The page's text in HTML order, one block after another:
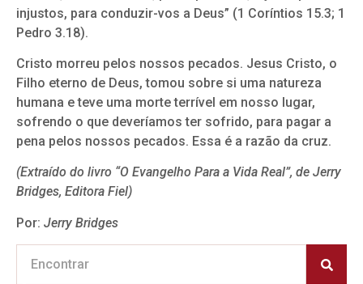
injustos, para conduzir-vos a Deus” (1 Coríntios 15.3; 1
Pedro 3.18).
Cristo morreu pelos nossos pecados. Jesus Cristo, o
Filho eterno de Deus, tomou sobre si uma natureza
humana e teve uma morte terrível em nosso lugar,
sofrendo o que deveríamos ter sofrido, para pagar a
pena pelos nossos pecados. Essa é a razão da cruz.
(Extraído do livro “O Evangelho Para a Vida Real”, de Jerry
Bridges, Editora Fiel)
Por: Jerry Bridges